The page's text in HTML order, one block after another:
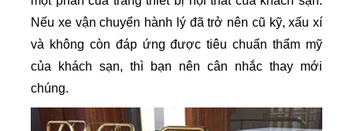
Nếu xe vận chuyển hành lý đã trở nên cũ kỹ, xấu xí
và không còn đáp ứng được tiêu chuẩn thẩm mỹ
của khách sạn, thì bạn nên cân nhắc thay mới
chúng.